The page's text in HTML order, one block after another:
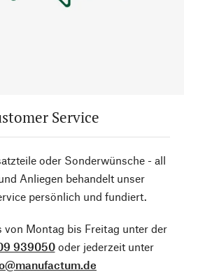
Service
oder Sonderwünsche - all
Anliegen behandelt unser
persönlich und fundiert.
von Montag bis Freitag unter der
939050oder jederzeit unter